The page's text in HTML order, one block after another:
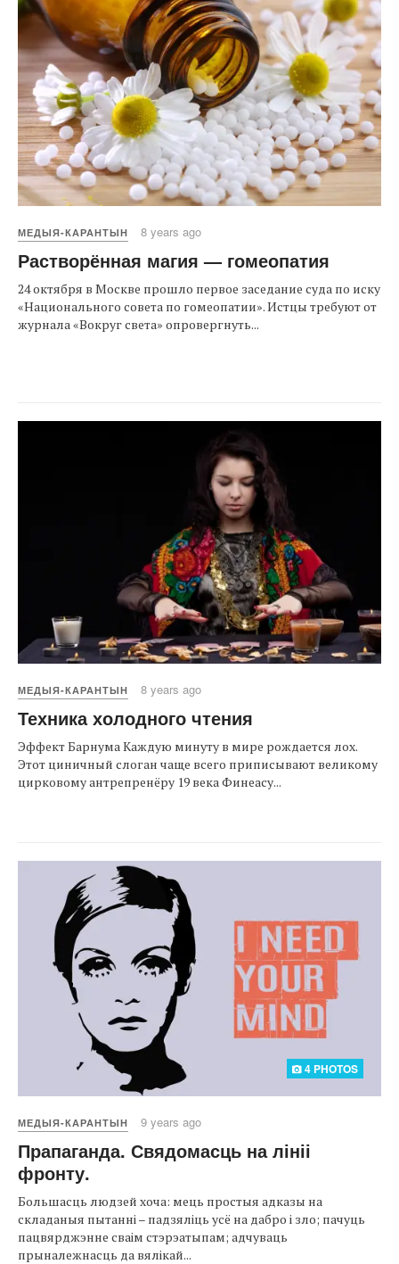
МЕДЫЯ-КАРАНТЫН 8 years ago
Растворённая магия — гомеопатия
24 октября в Москве прошло первое заседание суда по иску
«Национального совета по гомеопатии». Истцы требуют от
журнала «Вокруг света» опровергнуть...
МЕДЫЯ-КАРАНТЫН 8 years ago
Техника холодного чтения
Эффект Барнума Каждую минуту в мире рождается лох.
Этот циничный слоган чаще всего приписывают великому
цирковому антрепренёру 19 века Финеасу...
4 PHOTOS
МЕДЫЯ-КАРАНТЫН 9 years ago
Прапаганда. Свядомасць на лініі
фронту.
Большасць людзей хоча: мець простыя адказы на
складаныя пытанні – падзяліць усё на дабро і зло; пачуць
пацвярджэнне сваім стэрэатыпам; адчуваць
прыналежнасць да вялікай...